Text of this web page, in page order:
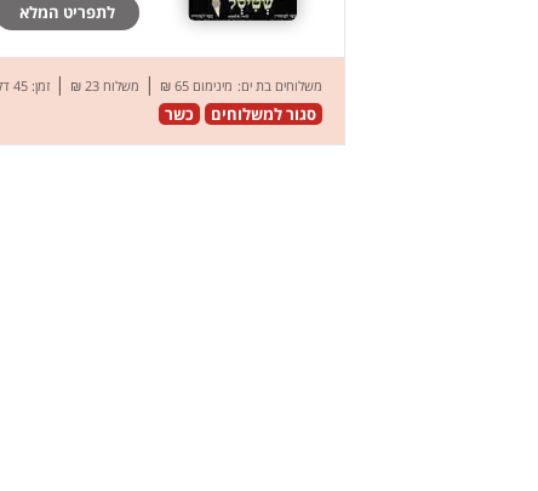
לתפריט המלא
משלוחים בת ים: מינימום 65 ₪ | משלוח 23 ₪ | זמן: 45 דק’
סגור למשלוחים כשר